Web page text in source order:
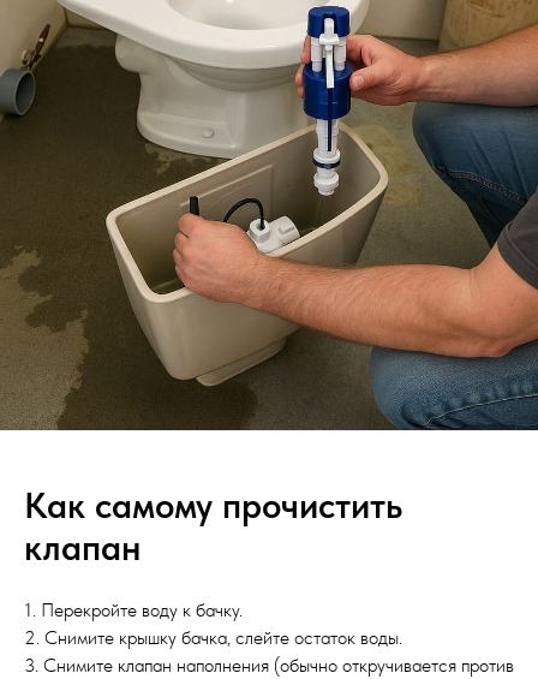
Как самому прочистить
клапан
1. Перекройте воду к бачку.
2. Снимите крышку бачка, слейте остаток воды.
3. Снимите клапан наполнения (обычно откручивается против